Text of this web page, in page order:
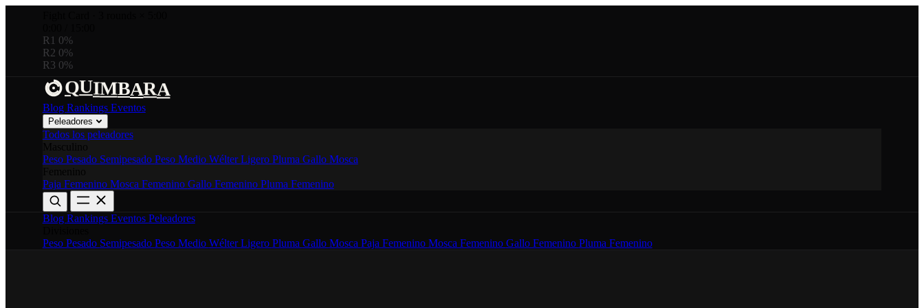
R1 0%
R2 0%
R3 0%
QUIMBARA
Blog Rankings Eventos
Peleadores
Todos los peleadores
Peso Pesado Semipesado Peso Medio WélterLigero Pluma Gallo Mosca
Paja Femenino Mosca Femenino Gallo Femenino Pluma Femenino
Blog Rankings Eventos Peleadores
Peso Pesado Semipesado Peso Medio WélterLigero Pluma Gallo Mosca Paja Femenino Mosca Femenino Gallo Femenino Pluma Femenino